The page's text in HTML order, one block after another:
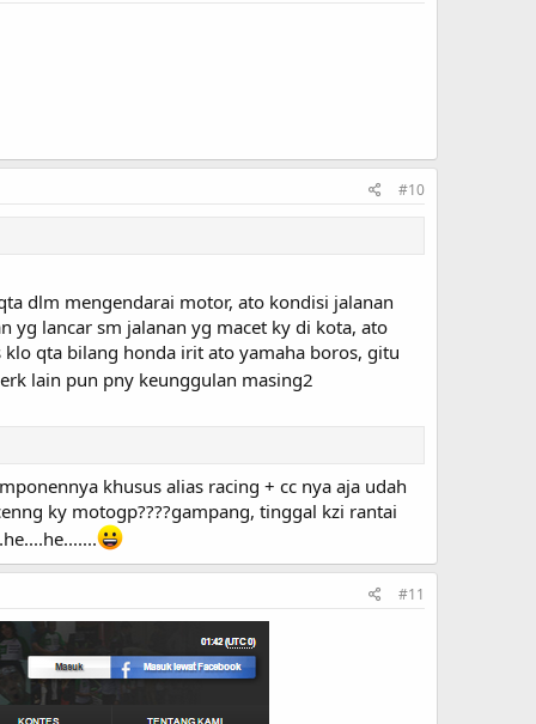
#10
dlm mengendarai motor, ato kondisi jalanan
yg lancar sm jalanan yg macet ky di kota, ato
klo qta bilang honda irit ato yamaha boros, gitu
lain pun pny keunggulan masing2
khusus alias racing + cc nya aja udah
ky motogp????gampang, tinggal kzi rantai
#11